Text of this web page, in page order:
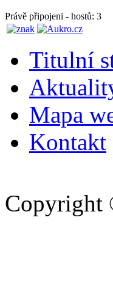
Právě připojeni - hostů: 3
Titulní
Mapa
Kontakt
Copyright